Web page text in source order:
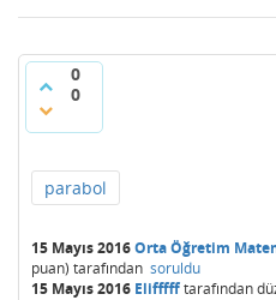
0
0
parabol
15 Mayıs 2016Orta Öğretim
puan) tarafından soruldu
15 Mayıs 2016 Eliffffftarafından